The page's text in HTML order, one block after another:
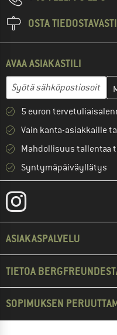
OSTA TIEDOSTAVASTI
AVAA ASIAKASTILI
Sähköpostiosoite
Anna
5 euron
Vain kanta-asiakkaille
Mahdollisuus tallentaa
Syntymäpäiväyllätys
ASIAKASPALVELU
TIETOA
SOPIMUKSEN